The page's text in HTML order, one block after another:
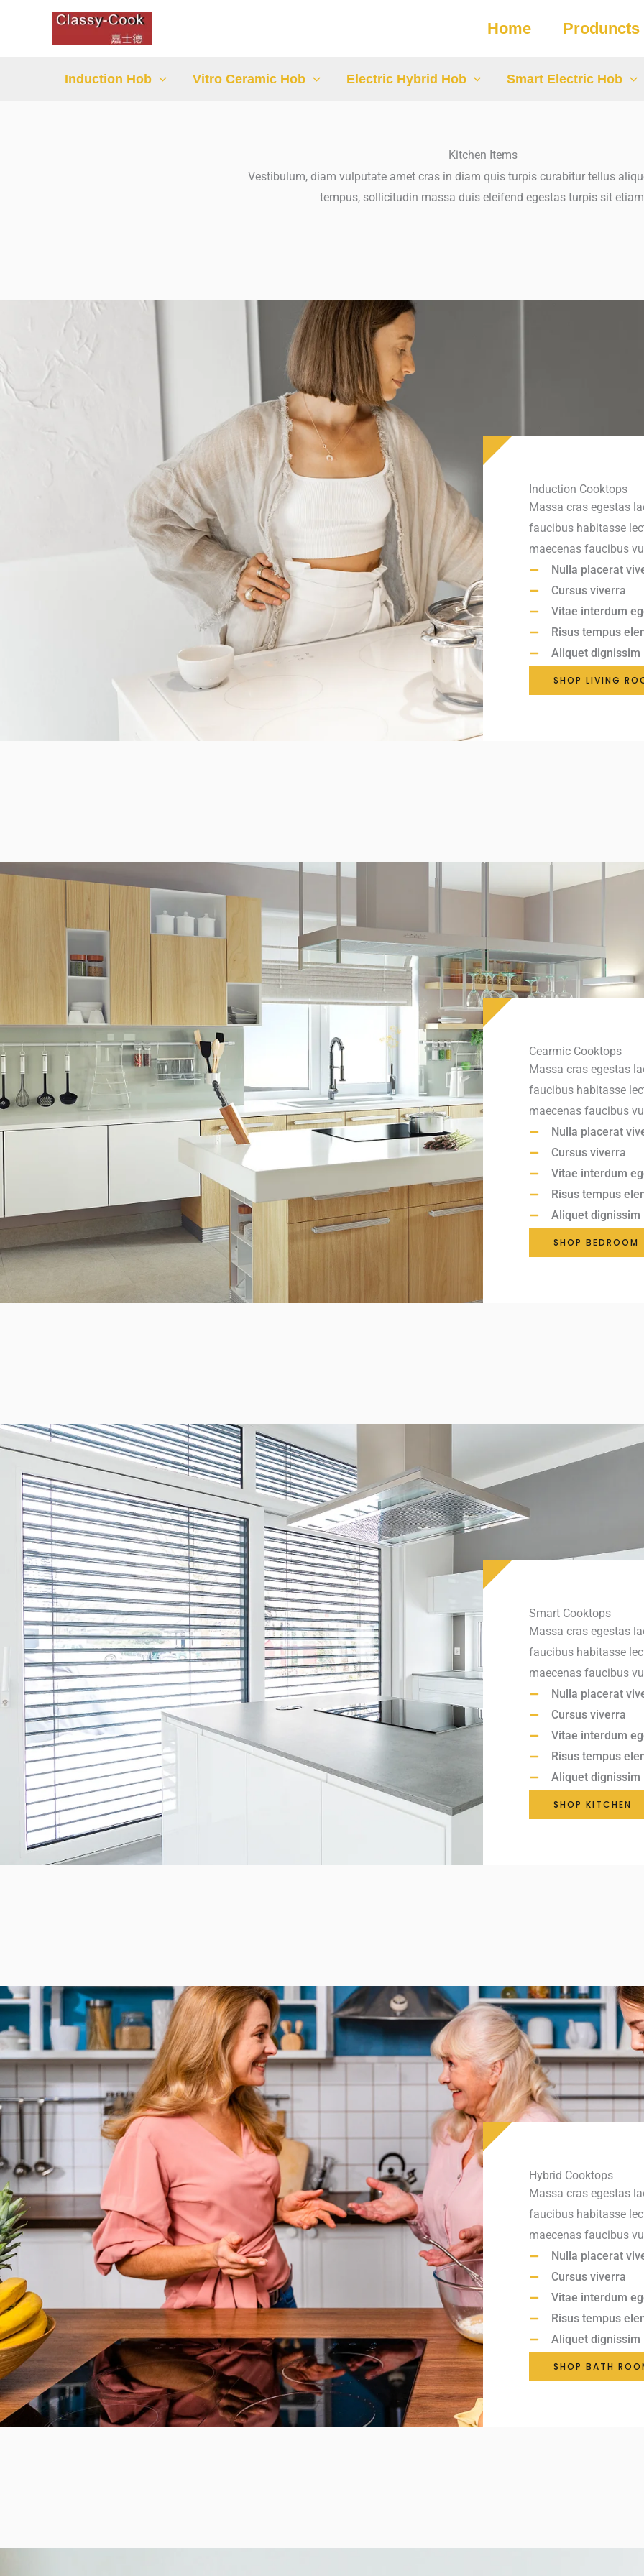
Home Produncts
Induction Hob Vitro Ceramic Hob Electric Hybrid Hob Smart Electric Hob
Kitchen Items
Vestibulum, diam vulputate amet cras in diam quis turpis curabitur tellus
tempus, sollicitudin massa duis eleifend egestas turpis sit
Induction Cooktops
Massa cras egestas
faucibus habitasse
maecenas faucibus
Nulla placerat
Cursus viverra
Vitae interdum
Risus tempus
Aliquet dignissim
SHOP LIVING
Cearmic Cooktops
Massa cras egestas
faucibus habitasse
maecenas faucibus
Nulla placerat
Cursus viverra
Vitae interdum
Risus tempus
Aliquet dignissim
SHOP BEDROOM
Smart Cooktops
Massa cras egestas
faucibus habitasse
maecenas faucibus
Nulla placerat
Cursus viverra
Vitae interdum
Risus tempus
Aliquet dignissim
SHOP KITCHEN
Hybrid Cooktops
Massa cras egestas
faucibus habitasse
maecenas faucibus
Nulla placerat
Cursus viverra
Vitae interdum
Risus tempus
Aliquet dignissim
SHOP BATH